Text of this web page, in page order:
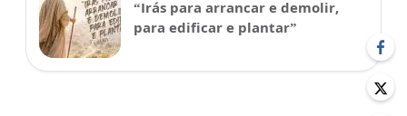
“Irás para arrancar e demolir,
para edificar e plantar”